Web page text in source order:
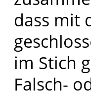
dass mit
im Stich
Falsch-